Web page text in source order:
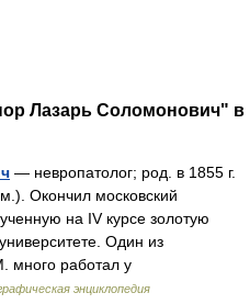
Лазарь Соломонович" в
— невропатолог; род. в 1855 г.
Окончил московский
на IV курсе золотую
Один из
много работал у
энциклопедия